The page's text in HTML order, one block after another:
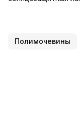
Полимочевины